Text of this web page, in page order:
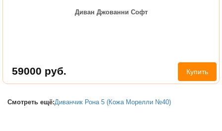
Диван Джованни Софт
59000 руб. Купить
Смотреть ещё:Диванчик Рона 5 (Кожа Морелли №40)